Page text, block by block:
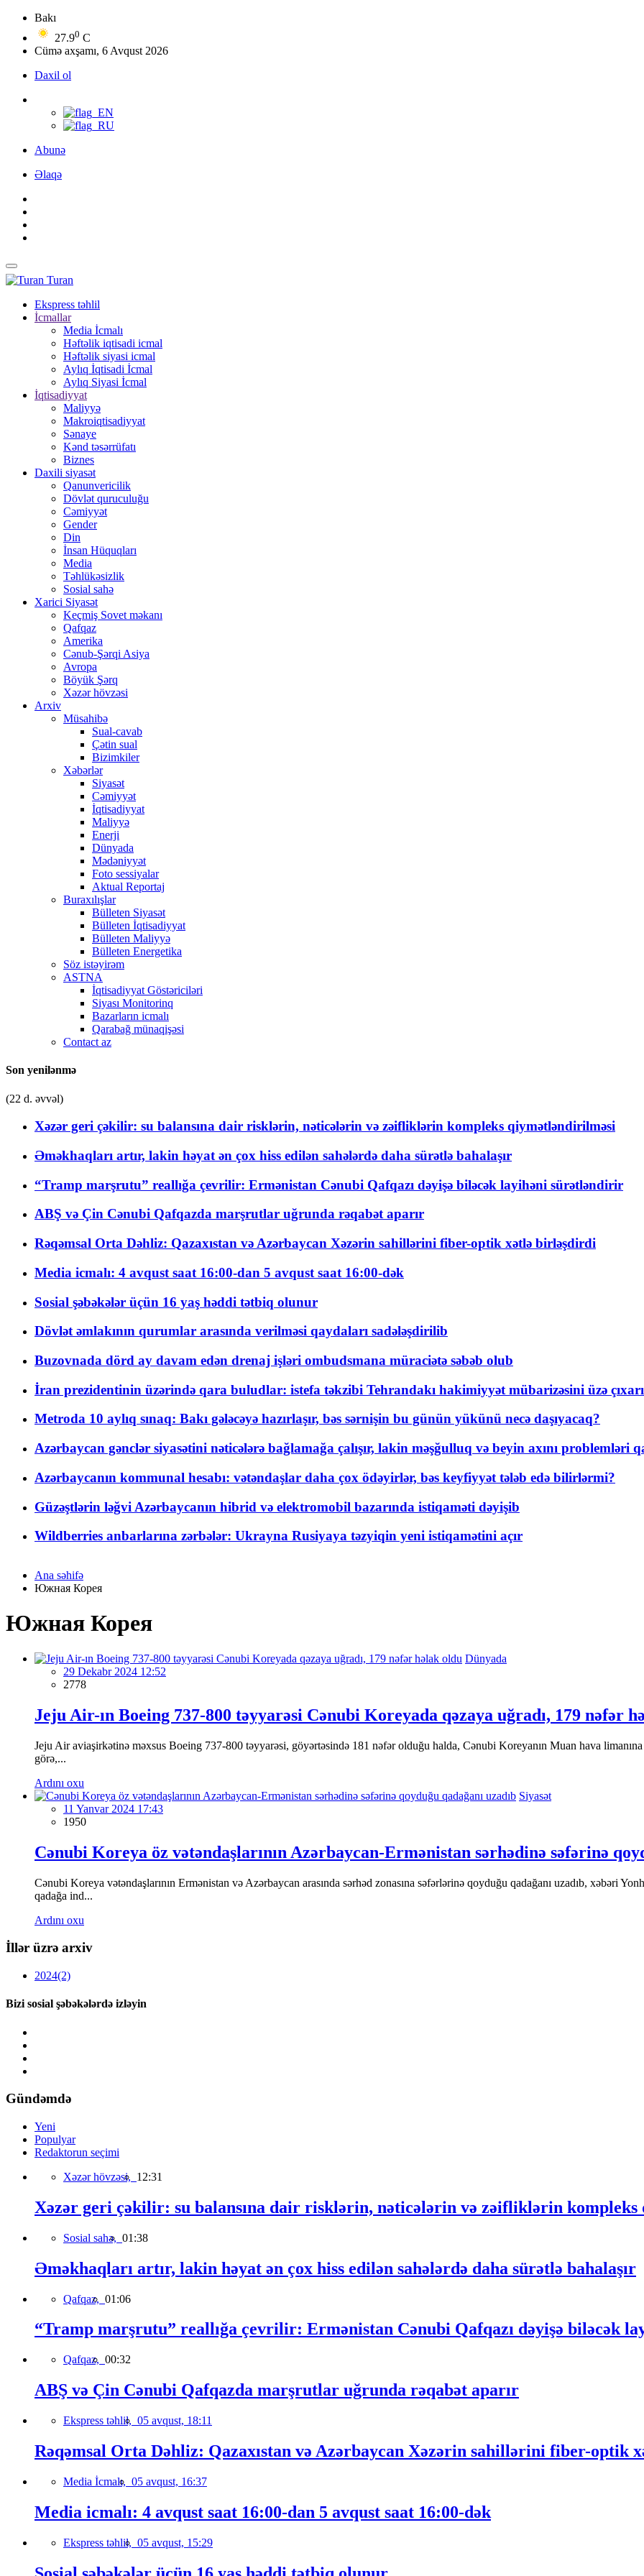
Bakı
27.90 C
Cümə axşamı, 6 Avqust 2026
Daxil ol
Abunə
Əlaqə
Turan
Ekspress təhlil
İcmallar
Media İcmalı
Həftəlik iqtisadi icmal
Həftəlik siyasi icmal
Aylıq İqtisadi İcmal
Aylıq Siyasi İcmal
İqtisadiyyat
Maliyyə
Makroiqtisadiyyat
Sənaye
Kənd təsərrüfatı
Biznes
Daxili siyasət
Qanunvericilik
Dövlət quruculuğu
Cəmiyyət
Gender
Din
İnsan Hüquqları
Media
Təhlükəsizlik
Sosial sahə
Xarici Siyasət
Keçmiş Sovet məkanı
Qafqaz
Amerika
Cənub-Şərqi Asiya
Avropa
Böyük Şərq
Xəzər hövzəsi
Arxiv
Müsahibə
Sual-cavab
Çətin sual
Bizimkiler
Xəbərlər
Siyasət
Cəmiyyət
İqtisadiyyat
Maliyyə
Enerji
Dünyada
Mədəniyyət
Foto sessiyalar
Aktual Reportaj
Buraxılışlar
Bülleten Siyasət
Bülleten İqtisadiyyat
Bülleten Maliyyə
Bülleten Energetika
Söz istəyirəm
ASTNA
İqtisadiyyat Göstəriciləri
Siyası Monitorinq
Bazarların icmalı
Qarabağ münaqişəsi
Contact az
Son yenilənmə
(22 d. əvvəl)
Xəzər geri çəkilir: su balansına dair risklərin, nəticələrin və zəifliklərin kompleks qiymətləndirilməsi
Əməkhaqları artır, lakin həyat ən çox hiss edilən sahələrdə daha sürətlə bahalaşır
“Tramp marşrutu” reallığa çevrilir: Ermənistan Cənubi Qafqazı dəyişə biləcək layihəni sürətləndirir
ABŞ və Çin Cənubi Qafqazda marşrutlar uğrunda rəqabət aparır
Rəqəmsal Orta Dəhliz: Qazaxıstan və Azərbaycan Xəzərin sahillərini fiber-optik xətlə birləşdirdi
Media icmalı: 4 avqust saat 16:00-dan 5 avqust saat 16:00-dək
Sosial şəbəkələr üçün 16 yaş həddi tətbiq olunur
Dövlət əmlakının qurumlar arasında verilməsi qaydaları sadələşdirilib
Buzovnada dörd ay davam edən drenaj işləri ombudsmana müraciətə səbəb olub
İran prezidentinin üzərində qara buludlar: istefa təkzibi Tehrandakı hakimiyyət mübarizəsini üzə
Metroda 10 aylıq sınaq: Bakı gələcəyə hazırlaşır, bəs sərnişin bu günün yükünü necə daşıyacaq?
Azərbaycan gənclər siyasətini nəticələrə bağlamağa çalışır, lakin məşğulluq və beyin axını problemləri
Azərbaycanın kommunal hesabı: vətəndaşlar daha çox ödəyirlər, bəs keyfiyyət tələb edə bilirlərmi?
Güzəştlərin ləğvi Azərbaycanın hibrid və elektromobil bazarında istiqaməti dəyişib
Wildberries anbarlarına zərbələr: Ukrayna Rusiyaya təzyiqin yeni istiqamətini açır
Ana səhifə
Южная Корея
Южная Корея
Dünyada
29 Dekabr 2024 12:52
2778
Jeju Air-ın Boeing 737-800 təyyarəsi Cənubi Koreyada qəzaya uğradı, 179 nəfər
Jeju Air aviaşirkətinə məxsus Boeing 737-800 təyyarəsi, göyərtəsində 181 nəfər olduğu halda, Cənubi Koreyanın Muan hava
görə,...
Ardını oxu
Siyasət
11 Yanvar 2024 17:43
1950
Cənubi Koreya öz vətəndaşlarının Azərbaycan-Ermənistan sərhədinə səfərinə
Cənubi Koreya vətəndaşlarının Ermənistan və Azərbaycan arasında sərhəd zonasına səfərlərinə qoyduğu qadağanı uzadıb, xəbəri
qadağa ind...
Ardını oxu
İllər üzrə arxiv
2024(2)
Bizi sosial şəbəkələrdə izləyin
Gündəmdə
Yeni
Populyar
Redaktorun seçimi
Xəzər hövzəsi, 12:31
Xəzər geri çəkilir: su balansına dair risklərin, nəticələrin və zəifliklərin
Sosial sahə, 01:38
Əməkhaqları artır, lakin həyat ən çox hiss edilən sahələrdə daha sürətlə bahalaşır
Qafqaz, 01:06
“Tramp marşrutu” reallığa çevrilir: Ermənistan Cənubi Qafqazı dəyişə biləcək
Qafqaz, 00:32
ABŞ və Çin Cənubi Qafqazda marşrutlar uğrunda rəqabət aparır
Ekspress təhlil, 05 avqust, 18:11
Rəqəmsal Orta Dəhliz: Qazaxıstan və Azərbaycan Xəzərin sahillərini fiber-optik
Media İcmalı, 05 avqust, 16:37
Media icmalı: 4 avqust saat 16:00-dan 5 avqust saat 16:00-dək
Ekspress təhlil, 05 avqust, 15:29